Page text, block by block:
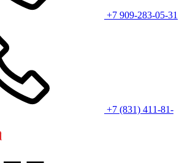
+7 909-283-05-31
+7 (831) 411-81-